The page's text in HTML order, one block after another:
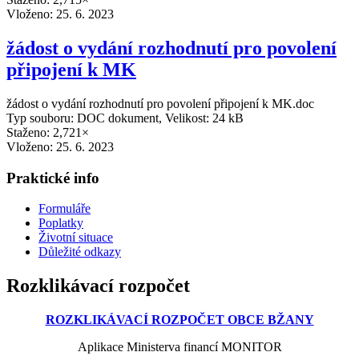
Vloženo: 25. 6. 2023
žádost o vydání rozhodnutí pro povolení
připojení k MK
žádost o vydání rozhodnutí pro povolení připojení k MK.doc
Typ souboru: DOC dokument, Velikost: 24 kB
Staženo: 2,721×
Vloženo: 25. 6. 2023
Praktické info
Formuláře
Poplatky
Životní situace
Důležité odkazy
Rozklikávací rozpočet
ROZKLIKÁVACÍ ROZPOČET OBCE BŽANY
Aplikace Ministerva financí MONITOR